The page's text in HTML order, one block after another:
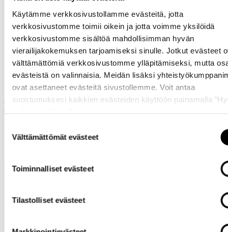
Käytämme verkkosivustollamme evästeitä, jotta
verkkosivustomme toimii oikein ja jotta voimme yksilöidä
verkkosivustomme sisältöä mahdollisimman hyvän
vierailijakokemuksen tarjoamiseksi sinulle. Jotkut evästeet
välttämättömiä verkkosivustomme ylläpitämiseksi, mutta
evästeistä on valinnaisia. Meidän lisäksi
ovat asettaneet evästeitä sivustollemme. Voit antaa
suostumuksesi kaikkien evästeiden käyttöön painamalla
valinta
Välttämättömät evästeet
Toiminnalliset evästeet
Tilastolliset evästeet
Samankaltaisia tuotteita
Muut ostivat myös